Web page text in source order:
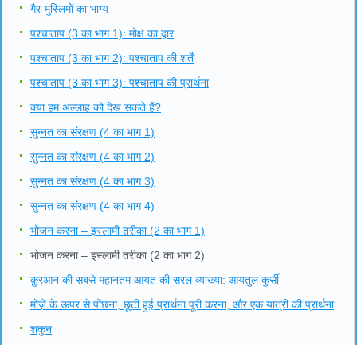
गैर-मुस्लिमों का भाग्य
पश्चाताप (3 का भाग 1): मोक्ष का द्वार
पश्चाताप (3 का भाग 2): पश्चाताप की शर्तें
पश्चाताप (3 का भाग 3): पश्चाताप की प्रार्थना
क्या हम अल्लाह को देख सकते हैं?
सुन्नत का संरक्षण (4 का भाग 1)
सुन्नत का संरक्षण (4 का भाग 2)
सुन्नत का संरक्षण (4 का भाग 3)
सुन्नत का संरक्षण (4 का भाग 4)
भोजन करना – इस्लामी तरीका (2 का भाग 1)
भोजन करना – इस्लामी तरीका (2 का भाग 2)
क़ुरआन की सबसे महानतम आयत की सरल व्याख्या: आयतुल कुर्सी
मोज़े के ऊपर से पोंछना, छूटी हुई प्रार्थना पूरी करना, और एक यात्री की प्रार्थना
शकुन